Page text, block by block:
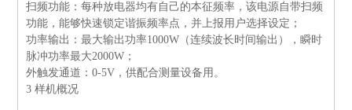
扫频功能：每种放电器均有自己的本征频率，该电源自带扫频
功能，能够快速锁定谐振频率点，并上报用户选择设定；
功率输出：最大输出功率1000W （连续波长时间输出），瞬时
脉冲功率最大2000W ；
外触发通道：0-5V ，供配合测量设备用。
3样机概况